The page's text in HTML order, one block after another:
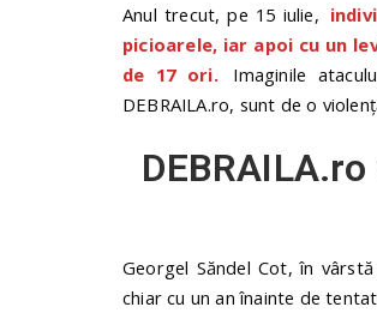
Anul trecut, pe 15 iulie,
picioarele, iar apoi cu un
de 17 ori.
Imaginile
DEBRAILA.ro, sunt de o
Georgel Săndel Cot, în
chiar cu un an înainte de